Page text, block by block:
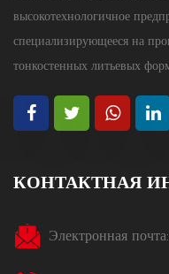
высокотехнологичное
специализирующееся на
тонкостенных литьевых
КОНТАКТНАЯ
Электронная почта: